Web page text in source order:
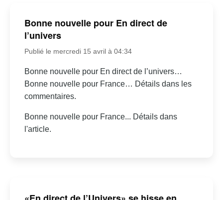
Bonne nouvelle pour En direct de
l’univers
Publié le mercredi 15 avril à 04:34
Bonne nouvelle pour En direct de l’univers…
Bonne nouvelle pour France… Détails dans les
commentaires.
Bonne nouvelle pour France... Détails dans
l'article.